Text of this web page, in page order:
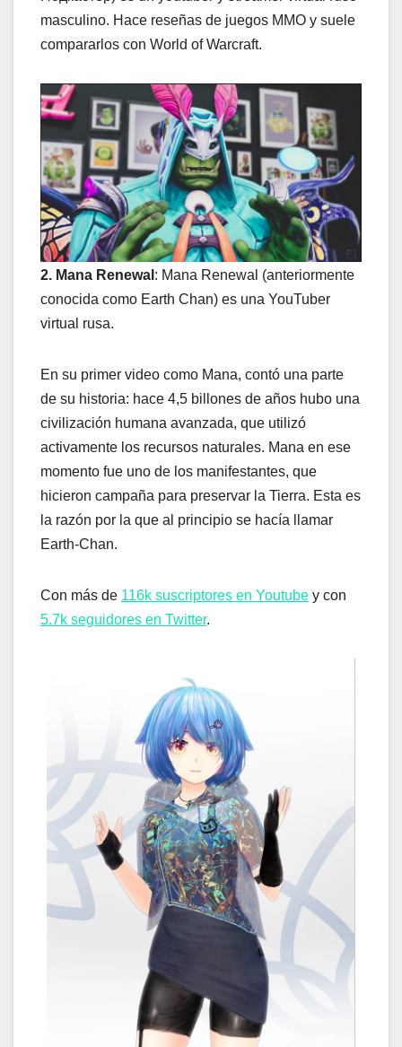
masculino. Hace reseñas de juegos MMO y suele
compararlos con World of Warcraft.
2. Mana Renewal : Mana Renewal (anteriormente
conocida como Earth Chan) es una YouTuber
virtual rusa.
En su primer video como Mana, contó una parte
de su historia: hace 4,5 billones de años hubo una
civilización humana avanzada, que utilizó
activamente los recursos naturales. Mana en ese
momento fue uno de los manifestantes, que
hicieron campaña para preservar la Tierra. Esta es
la razón por la que al principio se hacía llamar
Earth-Chan.
Con más de 116k suscriptores en Youtube y con
5.7k seguidores en Twitter.